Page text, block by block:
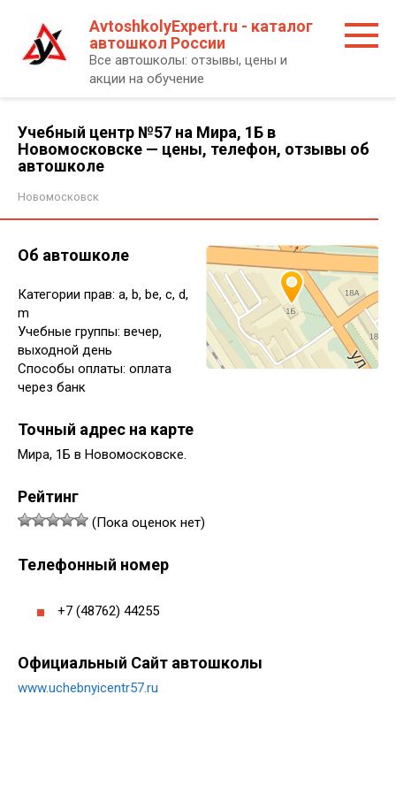
контенту
AvtoshkolyExpert.ru - каталог
автошкол России
Все автошколы: отзывы, цены и
акции на обучение
Учебный центр №57 на Мира, 1Б в
Новомосковске — цены, телефон, отзывы об
автошколе
Новомосковск
Об автошколе
Категории прав: a, b, be, c, d,
m
Учебные группы: вечер,
выходной день
Способы оплаты: оплата
через банк
Точный адрес на карте
Мира, 1Б в Новомосковске.
Рейтинг
(Пока оценок нет)
Телефонный номер
+7 (48762) 44255
Официальный Сайт автошколы
www.uchebnyicentr57.ru